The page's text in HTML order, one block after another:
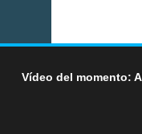
Vídeo del momento: